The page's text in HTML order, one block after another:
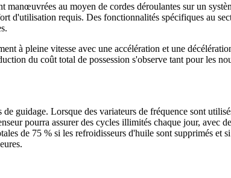
manœuvrées au moyen de cordes déroulantes sur un
requis. Des fonctionnalités spécifiques au
à pleine vitesse avec une accélération et une
du coût total de possession s'observe tant pour les
guidage. Lorsque des variateurs de fréquence sont
pourra assurer des cycles illimités chaque jour, avec
de 75 % si les refroidisseurs d'huile sont supprimés et